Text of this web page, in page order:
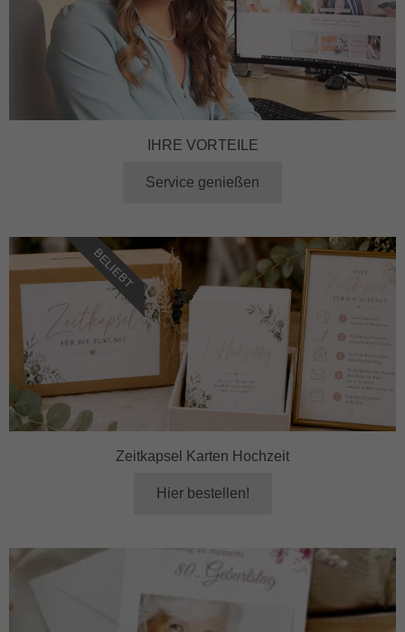
IHRE VORTEILE
Service genießen
Zeitkapsel Karten Hochzeit
Hier bestellen!
BELIEBT